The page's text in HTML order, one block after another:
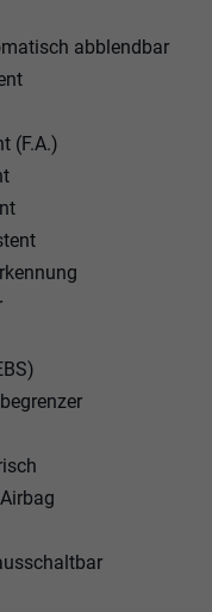
abblendbar
(F.A.)